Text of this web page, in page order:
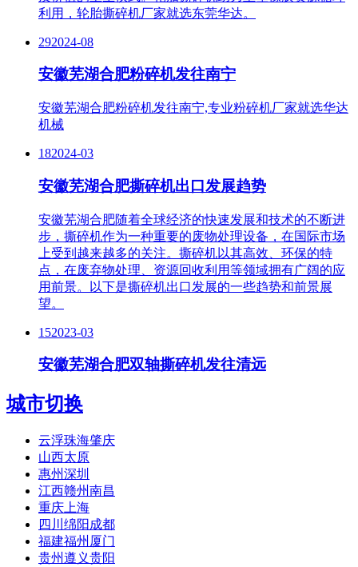
利用，轮胎撕碎机厂家就选东莞华达。
292024-08
安徽芜湖合肥粉碎机发往南宁
安徽芜湖合肥粉碎机发往南宁,专业粉碎机厂家就选华达
机械
182024-03
安徽芜湖合肥撕碎机出口发展趋势
安徽芜湖合肥随着全球经济的快速发展和技术的不断进
步，撕碎机作为一种重要的废物处理设备，在国际市场
上受到越来越多的关注。撕碎机以其高效、环保的特
点，在废弃物处理、资源回收利用等领域拥有广阔的应
用前景。以下是撕碎机出口发展的一些趋势和前景展
望。
152023-03
安徽芜湖合肥双轴撕碎机发往清远
城市切换
云浮珠海肇庆
山西太原
惠州深圳
江西赣州南昌
重庆上海
四川绵阳成都
福建福州厦门
贵州遵义贵阳